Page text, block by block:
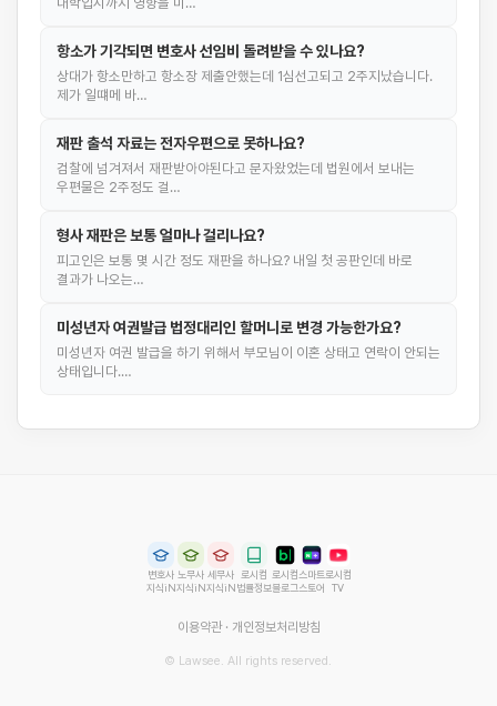
항소가 기각되면 변호사 선임비 돌려받을 수 있나요?
상대가 항소만하고 항소장 제출안했는데 1심선고되고 2주지났습니다.
제가 일떄메 바…
재판 출석 자료는 전자우편으로 못하나요?
검찰에 넘겨져서 재판받아야된다고 문자왔었는데 법원에서 보내는
우편물은 2주정도 걸…
형사 재판은 보통 얼마나 걸리나요?
피고인은 보통 몇 시간 정도 재판을 하나요? 내일 첫 공판인데 바로
결과가 나오는…
미성년자 여권발급 법정대리인 할머니로 변경 가능한가요?
미성년자 여권 발급을 하기 위해서 부모님이 이혼 상태고 연락이 안되는
상태입니다.…
변호사
지식iN
노무사
지식iN
세무사
지식iN
로시컴
법률정보
로시컴
블로그
스마트
스토어
로시컴
TV
이용약관· 개인정보처리방침
© Lawsee. All rights reserved.